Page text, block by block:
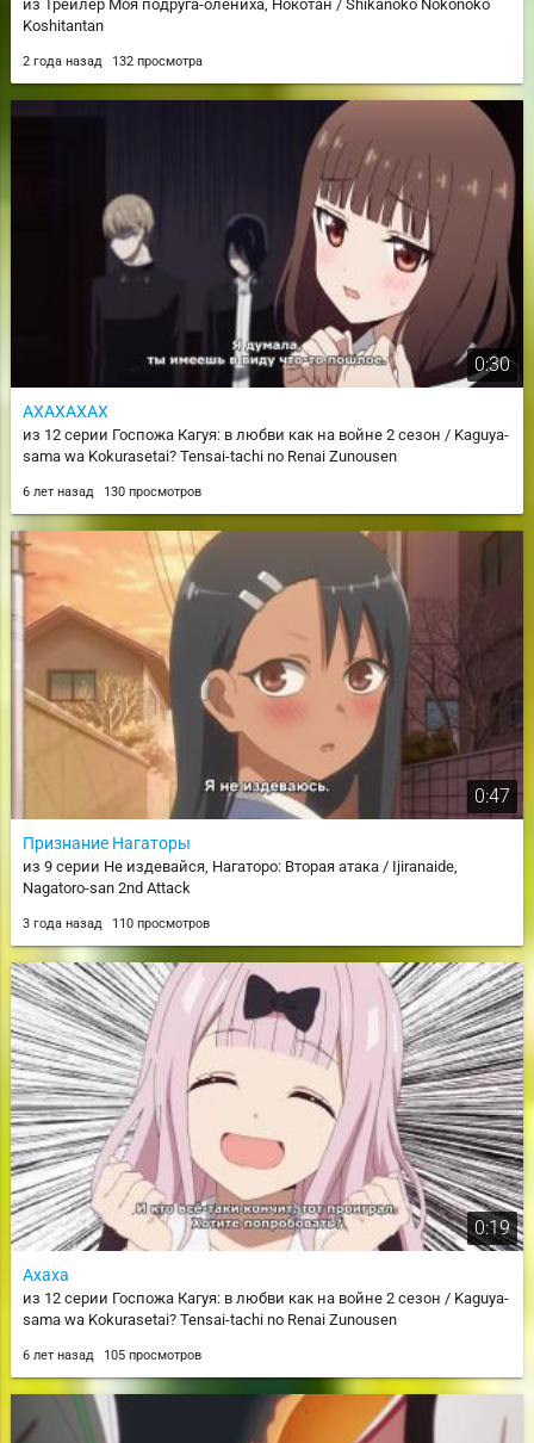
из Трейлер Моя подруга-олениха, Нокотан / Shikanoko Nokonoko
Koshitantan
2 года назад 132 просмотра
0:30
АХАХАХАХ
из 12 серии Госпожа Кагуя: в любви как на войне 2 сезон / Kaguya-
sama wa Kokurasetai? Tensai-tachi no Renai Zunousen
6 лет назад 130 просмотров
0:47
Признание Нагаторы
из 9 серии Не издевайся, Нагаторо: Вторая атака / Ijiranaide,
Nagatoro-san 2nd Attack
3 года назад 110 просмотров
0:19
Ахаха
из 12 серии Госпожа Кагуя: в любви как на войне 2 сезон / Kaguya-
sama wa Kokurasetai? Tensai-tachi no Renai Zunousen
6 лет назад 105 просмотров